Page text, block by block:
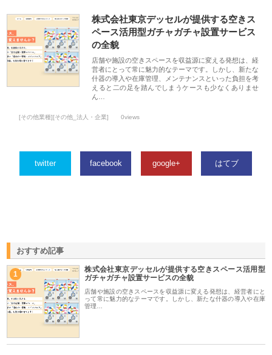
株式会社東京デッセルが提供する空きス
ペース活用型ガチャガチャ設置サービス
の全貌
店舗や施設の空きスペースを収益源に変える発想は、経
営者にとって常に魅力的なテーマです。しかし、新たな
什器の導入や在庫管理、メンテナンスといった負担を考
えると二の足を踏んでしまうケースも少なくありませ
ん…
[その他業種][その他_法人・企業] 0views
twitter facebook google+ はてブ
おすすめ記事
1
株式会社東京デッセルが提供する空きスペース活用型
ガチャガチャ設置サービスの全貌
店舗や施設の空きスペースを収益源に変える発想は、経営者にと
って常に魅力的なテーマです。しかし、新たな什器の導入や在庫
管理…